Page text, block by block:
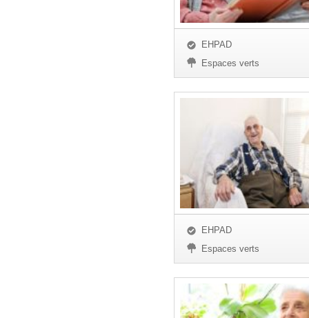
EHPAD
Espaces verts
EHPAD
Espaces verts